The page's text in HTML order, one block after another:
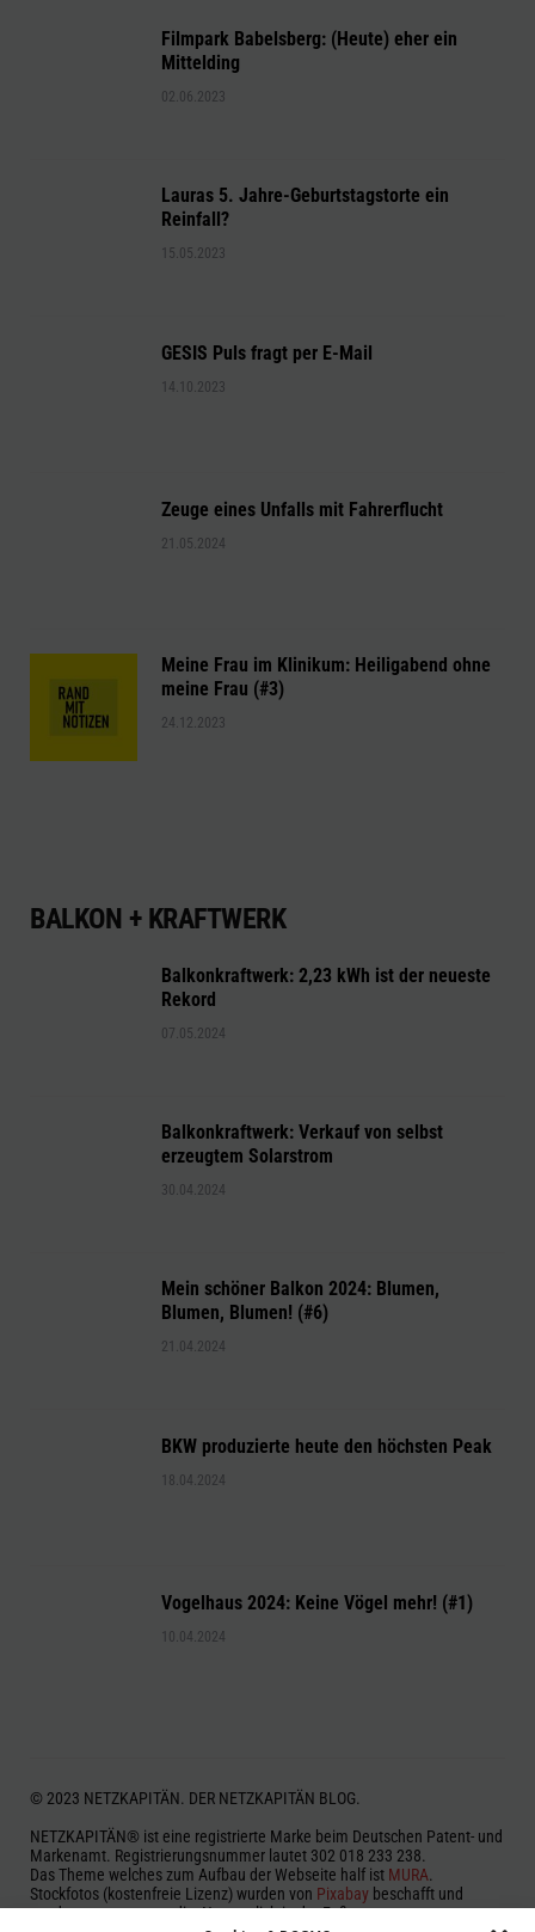
Filmpark Babelsberg: (Heute) eher ein
Mittelding
02.06.2023
Lauras 5. Jahre-Geburtstagstorte ein
Reinfall?
15.05.2023
GESIS Puls fragt per E-Mail
14.10.2023
Zeuge eines Unfalls mit Fahrerflucht
21.05.2024
Meine Frau im Klinikum: Heiligabend ohne
meine Frau (#3)
24.12.2023
BALKON + KRAFTWERK
Balkonkraftwerk: 2,23 kWh ist der neueste
Rekord
07.05.2024
Balkonkraftwerk: Verkauf von selbst
erzeugtem Solarstrom
30.04.2024
Mein schöner Balkon 2024: Blumen,
Blumen, Blumen! (#6)
21.04.2024
BKW produzierte heute den höchsten Peak
18.04.2024
Vogelhaus 2024: Keine Vögel mehr! (#1)
10.04.2024
© 2023 NETZKAPITÄN. DER NETZKAPITÄN BLOG.
NETZKAPITÄN® ist eine registrierte Marke beim Deutschen Patent- und
Markenamt. Registrierungsnummer lautet 302 018 233 238.
Das Theme welches zum Aufbau der Webseite half ist MURA.
Stockfotos (kostenfreie Lizenz) wurden von Pixabay beschafft und
werden, wenn notwendig, Namentlich in der Fußnote genannt.